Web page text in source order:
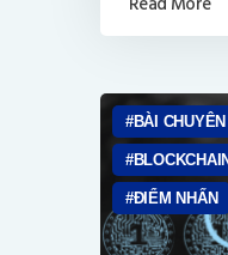
BÀI
ĐIỂM NHẤN